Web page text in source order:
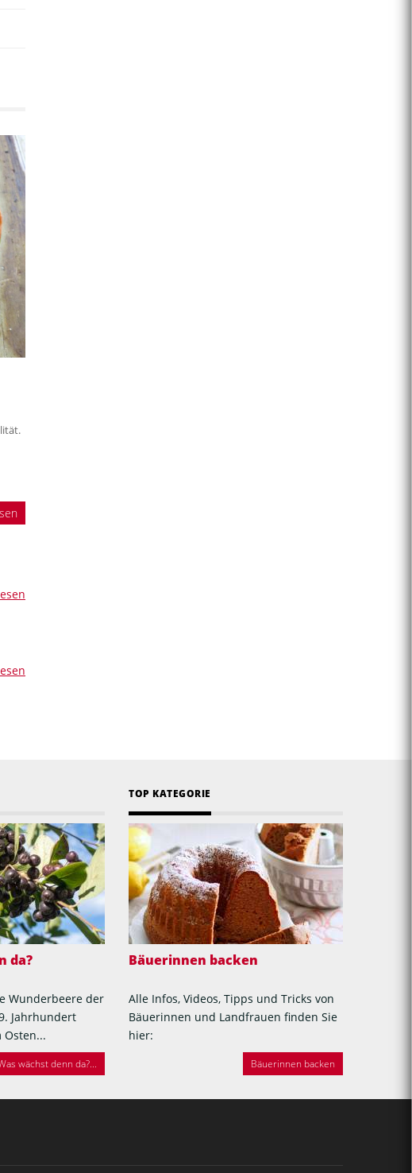
da?
Wunderbeere der
Jahrhundert
Osten...
wächst denn da?...
TOP KATEGORIE
Bäuerinnen backen
Alle Infos, Videos, Tipps und Tricks von
Bäuerinnen und Landfrauen finden Sie
hier:
Bäuerinnen backen